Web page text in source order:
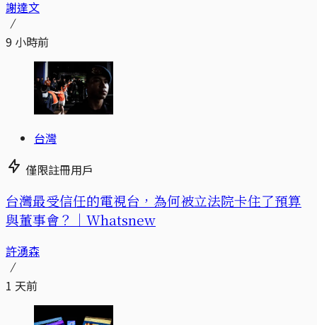
謝達文
9 小時前
台灣
僅限註冊用戶
台灣最受信任的電視台，為何被立法院卡住了預算
與董事會？｜Whatsnew
許湧森
1 天前